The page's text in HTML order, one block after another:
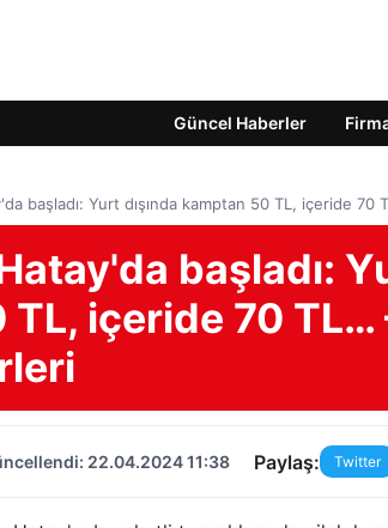
Güncel Haberler
başladı: Yurt dışında kamptan 50 TL, içeride
başladı:
içeride 70 TL…
22.04.2024 11:38 Paylaş: Twitter